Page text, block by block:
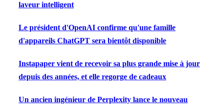
laveur intelligent
Le président d'OpenAI confirme qu'une famille
d'appareils ChatGPT sera bientôt disponible
Instapaper vient de recevoir sa plus grande mise à jour
depuis des années, et elle regorge de cadeaux
Un ancien ingénieur de Perplexity lance le nouveau